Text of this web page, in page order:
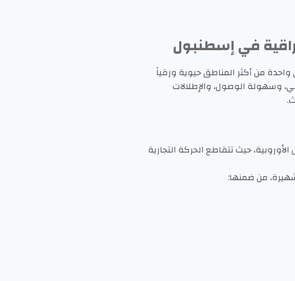
في إسطنبول
من أكثر المناطق حيوية ورقياً
وسهولة الوصول، والإطلالات
حيث تتقاطع الحركة التجارية
من ضمنها: